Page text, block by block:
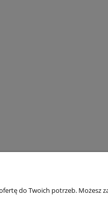
do Twoich potrzeb. Możesz